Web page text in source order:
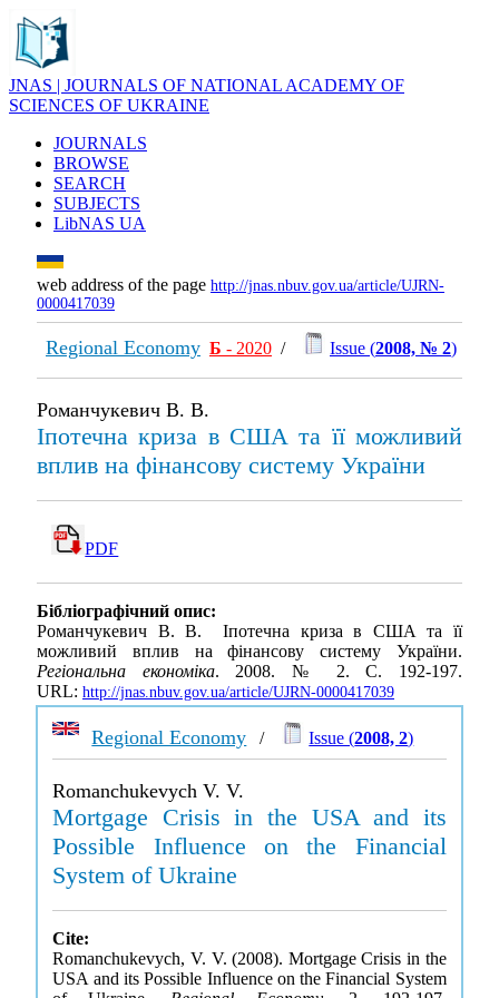
JNAS | JOURNALS OF NATIONAL ACADEMY OF
SCIENCES OF UKRAINE
JOURNALS
BROWSE
SEARCH
SUBJECTS
LibNAS UA
web address of the page http://jnas.nbuv.gov.ua/article/UJRN-
0000417039
Regional Economy Б - 2020 / Issue (2008, № 2)
Романчукевич В. В.
Іпотечна криза в США та її можливий
вплив на фінансову систему України
PDF
Бібліографічний опис:
Романчукевич В. В. Іпотечна криза в США та її
можливий вплив на фінансову систему України.
Регіональна економіка. 2008. № 2. С. 192-197.
URL: http://jnas.nbuv.gov.ua/article/UJRN-0000417039
Regional Economy / Issue (2008, 2)
Romanchukevych V. V.
Mortgage Crisis in the USA and its
Possible Influence on the Financial
System of Ukraine
Cite:
Romanchukevych, V. V. (2008). Mortgage Crisis in the
USA and its Possible Influence on the Financial System